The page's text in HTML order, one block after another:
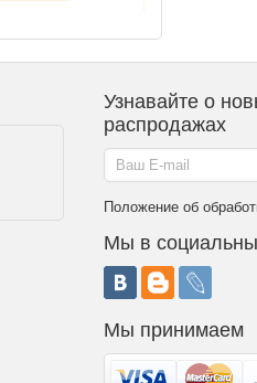
Узнавайте о
распродажах
Положение об
Мы в
Мы принимаем